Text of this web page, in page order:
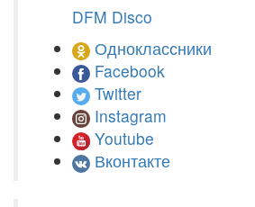
DFM Disco
Одноклассники
Facebook
Twitter
Instagram
Youtube
Вконтакте